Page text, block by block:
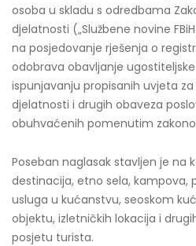
osoba u skladu s odredbama
djelatnosti („Službene novine
na posjedovanje rješenja o
odobrava obavljanje
ispunjavanju propisanih uvjeta
djelatnosti i drugih obaveza
obuhvaćenih pomenutim
Poseban naglasak stavljen je na
destinacija, etno sela, kampova,
usluga u kućanstvu, seoskom
objektu, izletničkih lokacija i
posjetu turista.